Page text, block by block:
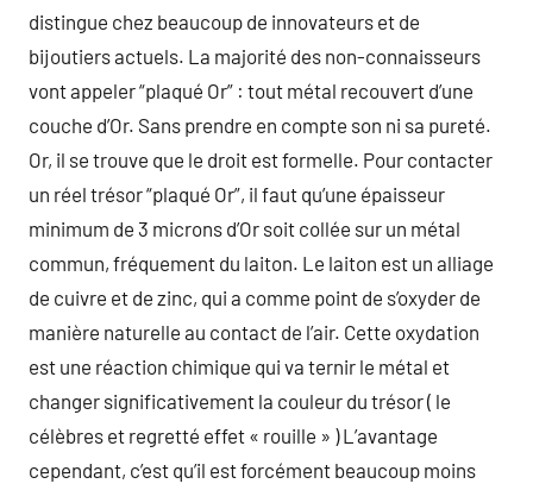
distingue chez beaucoup de innovateurs et de
bijoutiers actuels. La majorité des non-connaisseurs
vont appeler “plaqué Or” : tout métal recouvert d’une
couche d’Or. Sans prendre en compte son ni sa pureté.
Or, il se trouve que le droit est formelle. Pour contacter
un réel trésor “plaqué Or”, il faut qu’une épaisseur
minimum de 3 microns d’Or soit collée sur un métal
commun, fréquement du laiton. Le laiton est un alliage
de cuivre et de zinc, qui a comme point de s’oxyder de
manière naturelle au contact de l’air. Cette oxydation
est une réaction chimique qui va ternir le métal et
changer significativement la couleur du trésor ( le
célèbres et regretté effet « rouille » ) L’avantage
cependant, c’est qu’il est forcément beaucoup moins